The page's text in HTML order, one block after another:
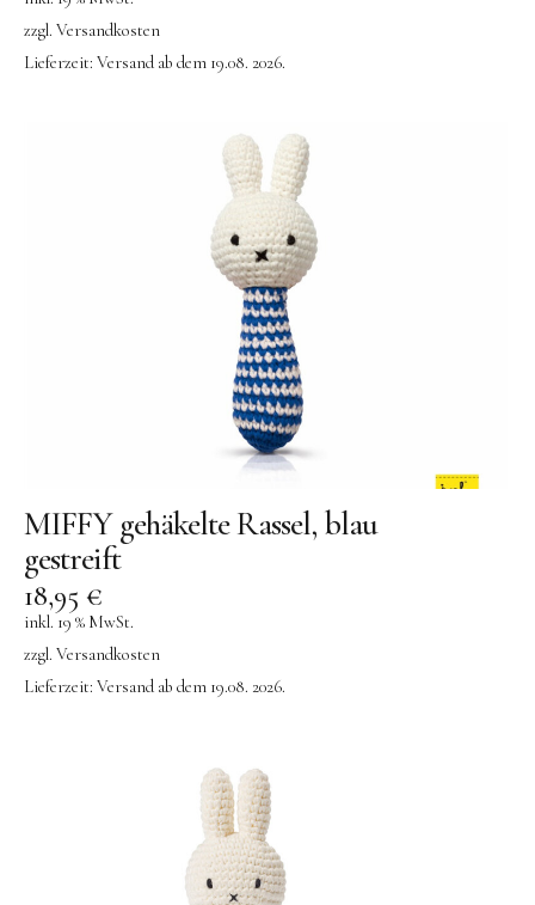
zzgl. Versandkosten
Lieferzeit: Versand ab dem 19.08. 2026.
MIFFY gehäkelte Rassel, blau
gestreift
18,95 €
inkl. 19 % MwSt.
zzgl. Versandkosten
Lieferzeit: Versand ab dem 19.08. 2026.